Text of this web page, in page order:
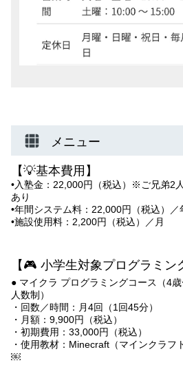
メニュー
【💡基本費用】
•入塾金：22,000円（税込）※ご兄弟2
あり
•年間システム料：22,000円（税込）／
•施設使用料：2,200円（税込）／月
【🎮 小学生対象プログラミン
● マイクラ プログラミングコース（4
人数制）
・回数／時間：月4回（1回45分）
・月額：9,900円（税込）
・初期費用：33,000円（税込）
・使用教材：Minecraft（マインクラフ
￼